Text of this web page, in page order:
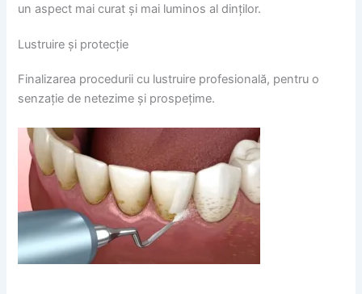
un aspect mai curat și mai luminos al dinților.
Lustruire și protecție
Finalizarea procedurii cu lustruire profesională, pentru o
senzație de netezime și prospețime.